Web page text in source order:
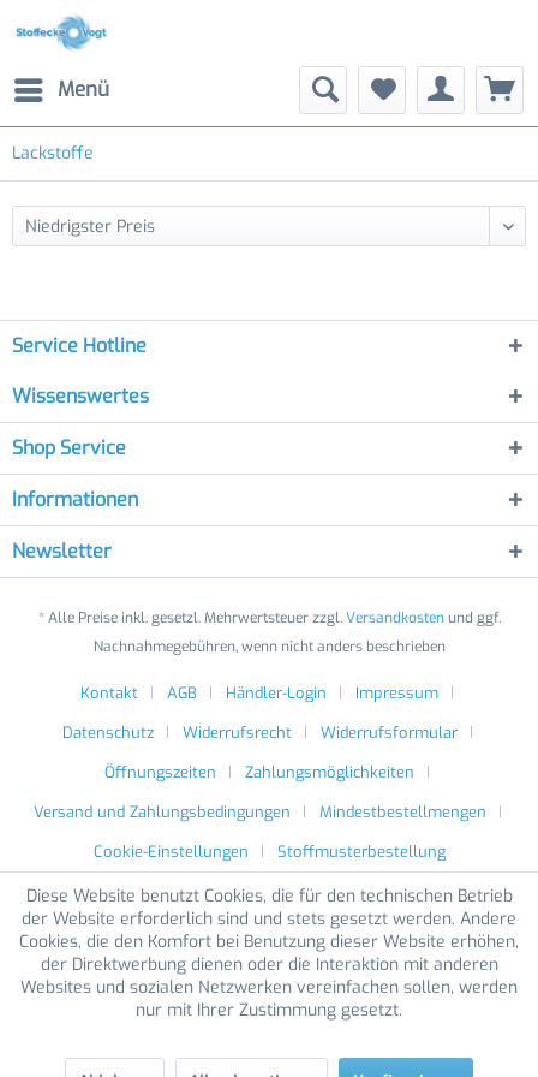
Menü
Lackstoffe
Service Hotline
Wissenswertes
Shop Service
Informationen
Newsletter
* Alle Preise inkl. gesetzl. Mehrwertsteuer zzgl.Versandkostenund ggf.
Nachnahmegebühren, wenn nicht anders beschrieben
Kontakt AGB Händler-Login
Impressum
Datenschutz
Widerrufsrecht
Widerrufsformular
Öffnungszeiten
Zahlungsmöglichkeiten
Versand und Zahlungsbedingungen
Mindestbestellmengen
Cookie-Einstellungen
Stoffmusterbestellung
Diese Website benutzt Cookies, die für den technischen Betrieb
der Website erforderlich sind und stets gesetzt werden. Andere
Cookies, die den Komfort bei Benutzung dieser Website erhöhen,
der Direktwerbung dienen oder die Interaktion mit anderen
Websites und sozialen Netzwerken vereinfachen sollen, werden
nur mit Ihrer Zustimmung gesetzt.